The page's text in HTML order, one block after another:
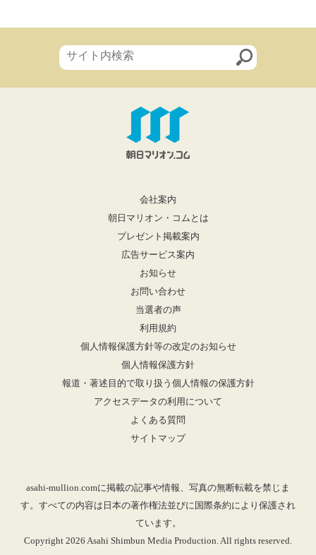
会社案内
朝日マリオン・コムとは
プレゼント掲載案内
広告サービス案内
お知らせ
お問い合わせ
当選者の声
利用規約
個人情報保護方針等の改定のお知らせ
個人情報保護方針
報道・著述目的で取り扱う個人情報の保護方針
アクセスデータの利用について
よくある質問
サイトマップ
asahi-mullion.comに掲載の記事や情報、写真の無断転載を禁じま
す。すべての内容は日本の著作権法並びに国際条約により保護され
ています。
Copyright 2026 Asahi Shimbun Media Production. All rights reserved.